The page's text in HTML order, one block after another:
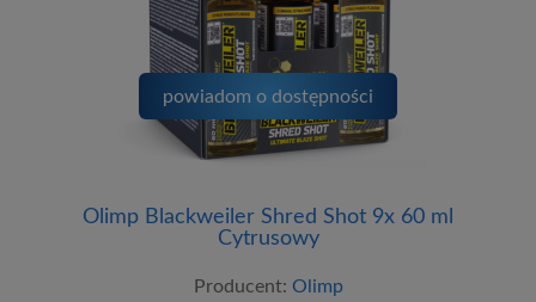
Olimp Blackweiler Shred Shot 9x 60 ml
Cytrusowy
Producent: Olimp
powiadom o dostępności